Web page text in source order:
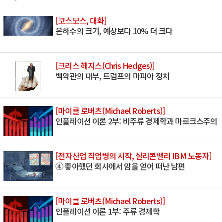
[코스모스, 대화]
은하수의 크기, 예상보다 10% 더 크다
[크리스 헤지스(Chris Hedges)]
백악관의 대부, 트럼프의 마피아 정치
[마이클 로버츠(Michael Roberts)]
인플레이션 이론 2부: 비주류 경제학과 마르크스주의
[전자산업 직업병의 시작, 실리콘밸리 IBM 노동자]
④ 좋아했던 회사에서 암을 얻어 떠난 남편
[마이클 로버츠(Michael Roberts)]
인플레이션 이론 1부: 주류 경제학